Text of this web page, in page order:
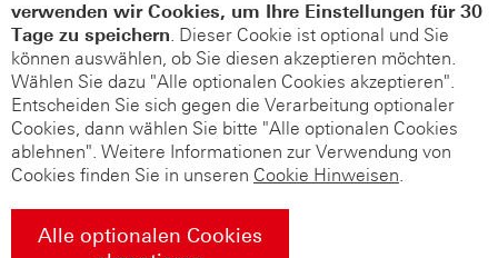
verwenden wir Cookies, um Ihre Einstellungen für 30
Tage zu speichern. Dieser Cookie ist optional und Sie
können auswählen, ob Sie diesen akzeptieren möchten.
Wählen Sie dazu "Alle optionalen Cookies akzeptieren".
Entscheiden Sie sich gegen die Verarbeitung optionaler
Cookies, dann wählen Sie bitte "Alle optionalen Cookies
ablehnen". Weitere Informationen zur Verwendung von
Cookies finden Sie in unseren Cookie Hinweisen.
Alle optionalen Cookies